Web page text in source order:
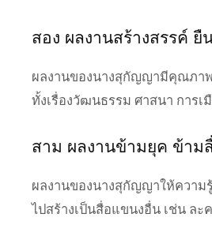
สอง ผลงานสร้างสรรค์
ผลงานของนางสุกัญญามีคุณภา
ทั้งเรื่องวัฒนธรรม ศาสนา การ
สาม ผลงานข้ามยุค ข้าม
ผลงานของนางสุกัญญาให้ความ
ไปสร้างเป็นสื่อแขนงอื่น เช่น ล